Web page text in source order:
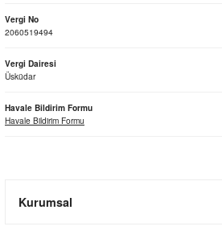
Vergi No
2060519494
Vergi Dairesi
Üsküdar
Havale Bildirim Formu
Havale Bildirim Formu
Kurumsal